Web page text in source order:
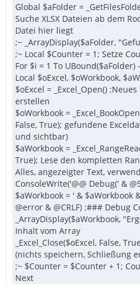
Global $aFolder =
Suche XLSX Dateien ab dem
Datei hier liegt
;~ _ArrayDisplay($aFolder,
;~ Local $Counter = 1; Setze
For $i = 1 To UBound($aFolder)
Local $oExcel, $oWorkbook,
$oExcel = _Excel_Open()
erstellen
$oWorkbook =
False, True); gefundene
und sichtbar)
$aWorkbook =
True); Lese den kompletten
Alles, angezeigter Text,
ConsoleWrite('@@ Debug(' &
$aWorkbook = ' & $aWorkbook
@error & @CRLF) ;### Debug
_ArrayDisplay($aWorkbook,
Inhalt vom Array
_Excel_Close($oExcel, False,
(nichts speichern, Schließung
;~ $Counter = $Counter + 1;
Next